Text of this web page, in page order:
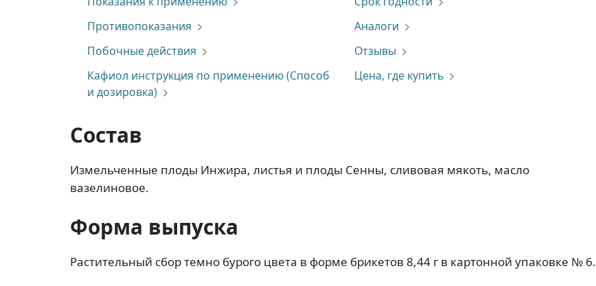
Противопоказания
Побочные действия
Кафиол инструкция по применению (Способ
и дозировка)
Аналоги
Отзывы
Цена, где купить
Состав
Измельченные плоды Инжира, листья и плоды Сенны, сливовая мякоть, масло
вазелиновое.
Форма выпуска
Растительный сбор темно бурого цвета в форме брикетов 8,44 г в картонной упаковке № 6.